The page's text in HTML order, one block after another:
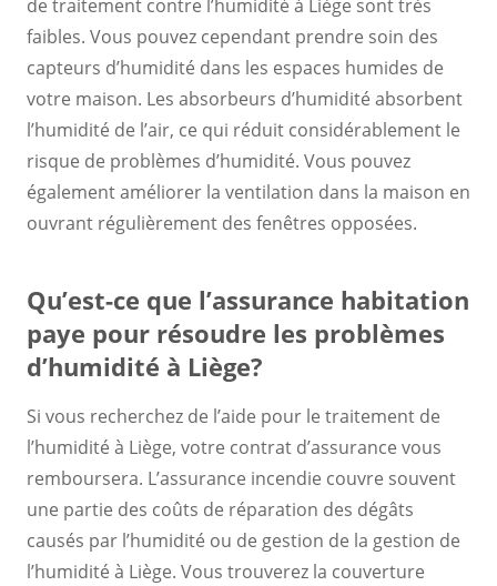
de traitement contre l’humidité à Liège sont très
faibles. Vous pouvez cependant prendre soin des
capteurs d’humidité dans les espaces humides de
votre maison. Les absorbeurs d’humidité absorbent
l’humidité de l’air, ce qui réduit considérablement le
risque de problèmes d’humidité. Vous pouvez
également améliorer la ventilation dans la maison en
ouvrant régulièrement des fenêtres opposées.
Qu’est-ce que l’assurance habitation
paye pour résoudre les problèmes
d’humidité à Liège?
Si vous recherchez de l’aide pour le traitement de
l’humidité à Liège, votre contrat d’assurance vous
remboursera. L’assurance incendie couvre souvent
une partie des coûts de réparation des dégâts
causés par l’humidité ou de gestion de la gestion de
l’humidité à Liège. Vous trouverez la couverture